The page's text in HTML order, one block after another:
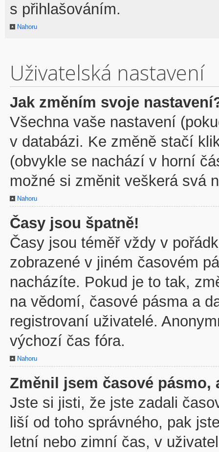
s přihlašováním.
Nahoru
Uživatelská nastavení
Jak změním svoje
Všechna vaše nastavení
v databázi. Ke změně stačí
(obvykle se nachází v horní
možné si změnit veškerá svá
Nahoru
Časy jsou špatně!
Časy jsou téměř vždy v
zobrazené v jiném časovém
nacházíte. Pokud je to tak,
na vědomí, časové pásma a
registrovaní uživatelé.
výchozí čas fóra.
Nahoru
Změnil jsem časové pásmo,
Jste si jisti, že jste zadali
liší od toho správného, pak
letní nebo zimní čas, v